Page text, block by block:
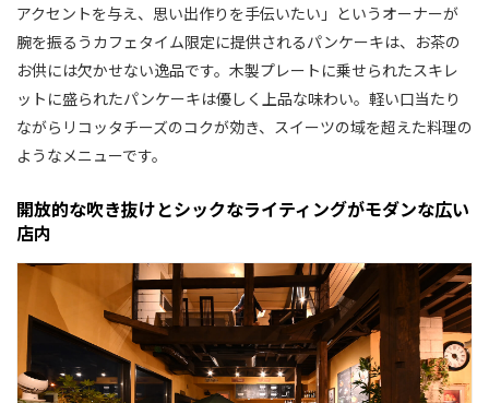
アクセントを与え、思い出作りを手伝いたい」というオーナーが
腕を振るうカフェタイム限定に提供されるパンケーキは、お茶の
お供には欠かせない逸品です。木製プレートに乗せられたスキレ
ットに盛られたパンケーキは優しく上品な味わい。軽い口当たり
ながらリコッタチーズのコクが効き、スイーツの域を超えた料理の
ようなメニューです。
開放的な吹き抜けとシックなライティングがモダンな広い
店内